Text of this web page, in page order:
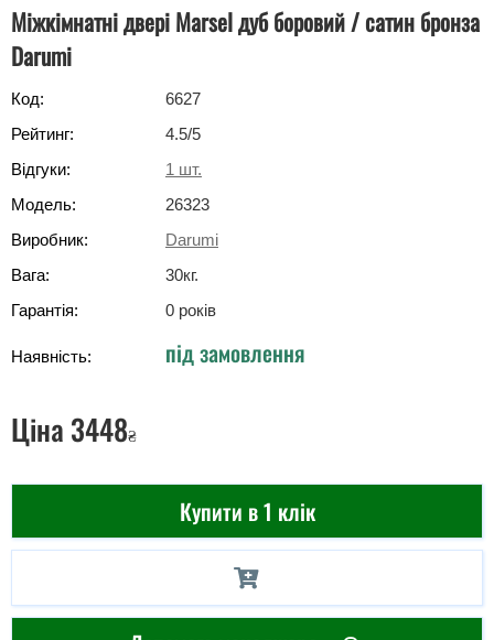
Міжкімнатні двері Marsel дуб боровий / сатин бронза
Darumi
Код:
6627
Рейтинг:
4.5/5
Відгуки:
1 шт.
Модель:
26323
Виробник:
Darumi
Вага:
30кг.
Гарантія:
0 років
Наявність: під замовлення
Ціна 3448₴
Купити в 1 клік